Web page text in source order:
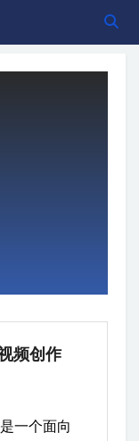
频创作
一个面向